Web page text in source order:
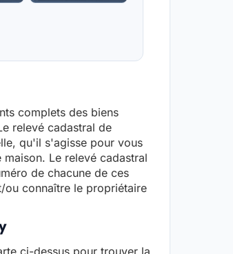
complets des biens
relevé cadastral de
qu'il s'agisse pour vous
Le relevé cadastral
de chacune de ces
ou connaître le propriétaire